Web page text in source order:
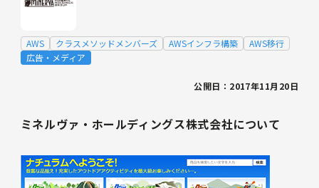
AWS クラスメソッドメンバーズ AWSインフラ構築
AWS移行
広告・メディア
公開日：2017年11月20日
ミネルヴァ・ホールディングス株式会社について